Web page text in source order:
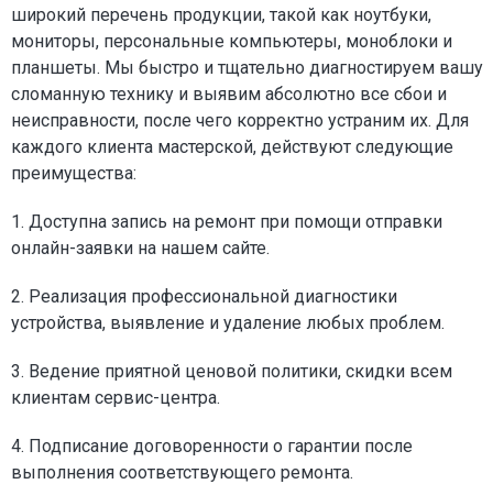
широкий перечень продукции, такой как ноутбуки,
мониторы, персональные компьютеры, моноблоки и
планшеты. Мы быстро и тщательно диагностируем вашу
сломанную технику и выявим абсолютно все сбои и
неисправности, после чего корректно устраним их. Для
каждого клиента мастерской, действуют следующие
преимущества:
1. Доступна запись на ремонт при помощи отправки
онлайн-заявки на нашем сайте.
2. Реализация профессиональной диагностики
устройства, выявление и удаление любых проблем.
3. Ведение приятной ценовой политики, скидки всем
клиентам сервис-центра.
4. Подписание договоренности о гарантии после
выполнения соответствующего ремонта.